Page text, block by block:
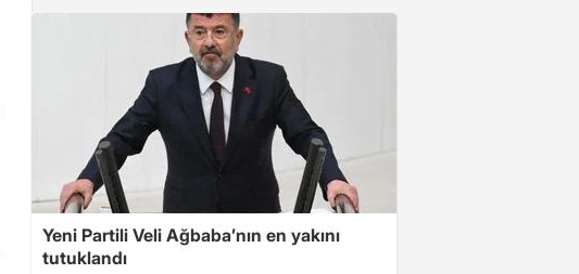
Yeni Partili Veli Ağbaba’nın en yakını
tutuklandı